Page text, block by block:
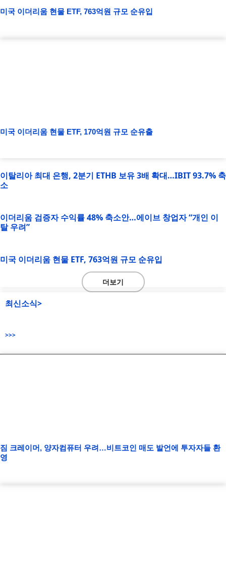
미국 이더리움 현물 ETF, 763억원 규모 순유입
미국 이더리움 현물 ETF, 170억원 규모 순유출
이탈리아 최대 은행, 2분기 ETHB 보유 3배 확대…IBIT 93.7% 축
소
이더리움 검증자 수익률 48% 축소안…에이브 창업자 “개인 이
탈 우려”
미국 이더리움 현물 ETF, 763억원 규모 순유입
더보기
최신소식>
>>>
짐 크레이머, 양자컴퓨터 우려…비트코인 매도 발언에 투자자들 환
영